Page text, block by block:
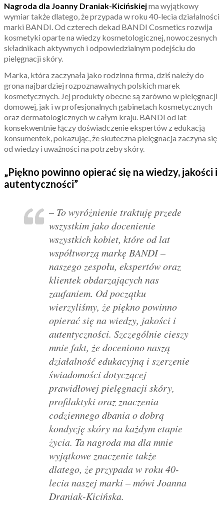
Nagroda dla Joanny Draniak-Kicińskiejma wyjątkowy
wymiar także dlatego, że przypada w roku 40-lecia działalności
marki BANDI. Od czterech dekad BANDI Cosmetics rozwija
kosmetyki oparte na wiedzy kosmetologicznej, nowoczesnych
składnikach aktywnych i odpowiedzialnym podejściu do
pielęgnacji skóry.
Marka, która zaczynała jako rodzinna firma, dziś należy do
grona najbardziej rozpoznawalnych polskich marek
kosmetycznych. Jej produkty obecne są zarówno w pielęgnacji
domowej, jak i w profesjonalnych gabinetach kosmetycznych
oraz dermatologicznych w całym kraju. BANDI od lat
konsekwentnie łączy doświadczenie ekspertów z edukacją
konsumentek, pokazując, że skuteczna pielęgnacja zaczyna się
od wiedzy i uważności na potrzeby skóry.
„Piękno powinno opierać się na wiedzy, jakości i
autentyczności”
– To wyróżnienie traktuję przede
wszystkim jako docenienie
wszystkich kobiet, które od lat
współtworzą markę BANDI –
naszego zespołu, ekspertów oraz
klientek obdarzających nas
zaufaniem. Od początku
wierzyliśmy, że piękno powinno
opierać się na wiedzy, jakości i
autentyczności. Szczególnie cieszy
mnie fakt, że doceniono naszą
działalność edukacyjną i szerzenie
świadomości dotyczącej
prawidłowej pielęgnacji skóry,
profilaktyki oraz znaczenia
codziennego dbania o dobrą
kondycję skóry na każdym etapie
życia. Ta nagroda ma dla mnie
wyjątkowe znaczenie także
dlatego, że przypada w roku 40-
lecia naszej marki – mówi Joanna
Draniak-Kicińska.